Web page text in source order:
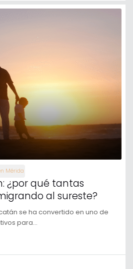
Mérida
¿por qué tantas
al sureste?
se ha convertido en uno de
para...